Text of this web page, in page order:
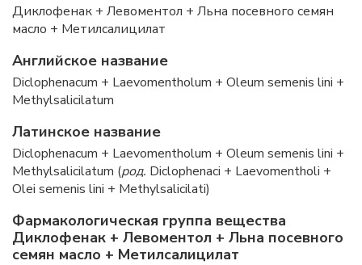
Диклофенак + Левоментол + Льна посевного семян
масло + Метилсалицилат
Английское название
Diclophenacum + Laevomentholum + Oleum semenis lini +
Methylsalicilatum
Латинское название
Diclophenacum + Laevomentholum + Oleum semenis lini +
Methylsalicilatum (род. Diclophenaci + Laevomentholi +
Olei semenis lini + Methylsalicilati)
Фармакологическая группа вещества
Диклофенак + Левоментол + Льна посевного
семян масло + Метилсалицилат